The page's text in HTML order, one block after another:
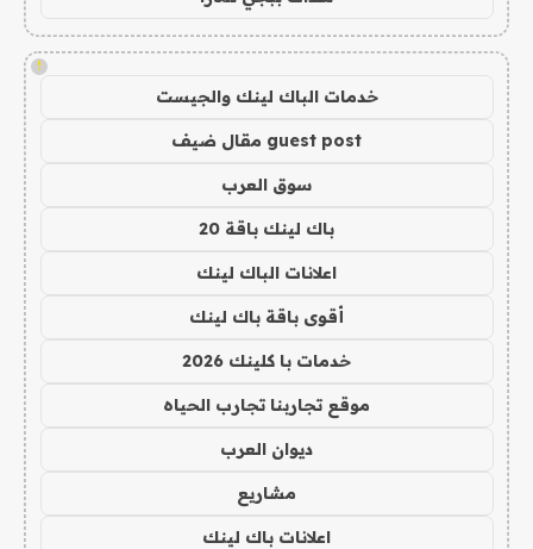
!
خدمات الباك لينك والجيست
guest post مقال ضيف
سوق العرب
باك لينك باقة 20
اعلانات الباك لينك
أقوى باقة باك لينك
خدمات با كلينك 2026
موقع تجاربنا تجارب الحياه
ديوان العرب
مشاريع
اعلانات باك لينك